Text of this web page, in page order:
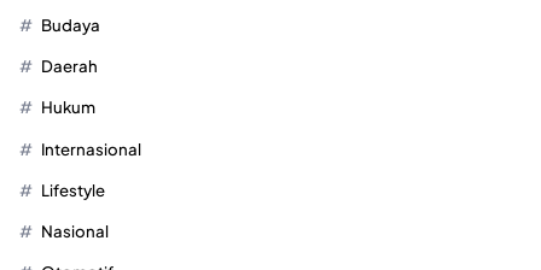
Budaya
Daerah
Hukum
Internasional
Lifestyle
Nasional